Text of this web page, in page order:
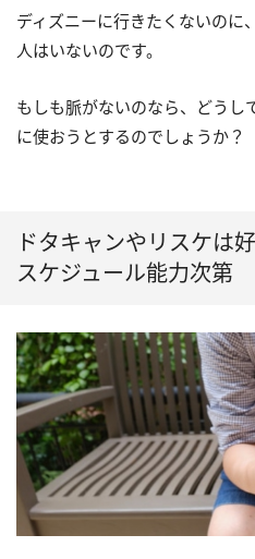
ディズニーに行きたくないのに
人はいないのです。
もしも脈がないのなら、どうし
に使おうとするのでしょうか？
ドタキャンやリスケは
スケジュール能力次第